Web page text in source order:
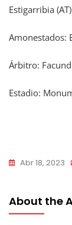
Estigarribia
Amonestados:
Árbitro:
Estadio:
Abr 18, 2023
About the